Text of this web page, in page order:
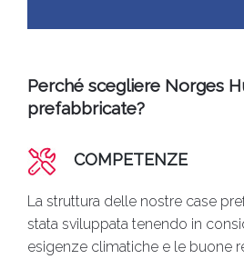
Perché scegliere Norges
prefabbricate?
COMPETENZE
La struttura delle nostre case
stata sviluppata tenendo in
esigenze climatiche e le buone